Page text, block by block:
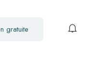
gratuite